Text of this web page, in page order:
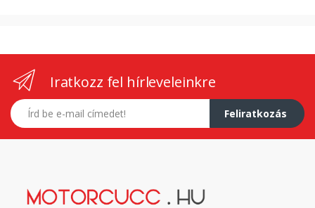
Iratkozz fel hírleveleinkre
E-mail címed
Feliratkozás